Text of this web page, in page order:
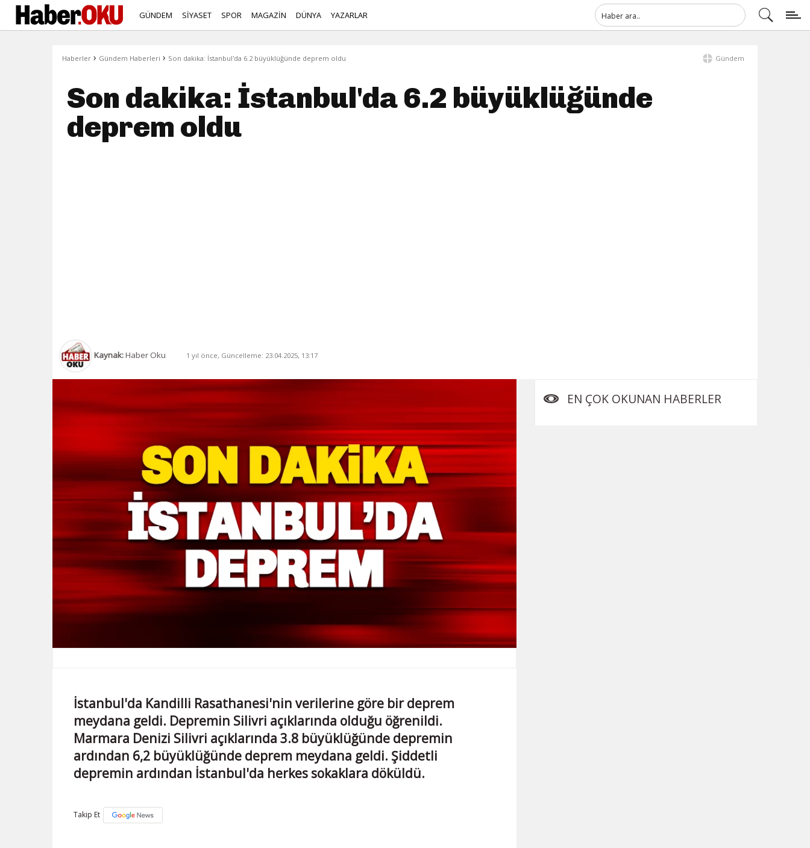
GÜNDEM SİYASET SPOR MAGAZİN DÜNYA YAZARLAR
Haberler › Gündem Haberleri › Son dakika: İstanbul'da 6.2 büyüklüğünde deprem oldu Gündem
Son dakika: İstanbul'da 6.2 büyüklüğünde
deprem oldu
Kaynak:Haber Oku 1 yıl önce, Güncelleme: 23.04.2025, 13:17
İstanbul'da Kandilli Rasathanesi'nin verilerine göre bir deprem
meydana geldi. Depremin Silivri açıklarında olduğu öğrenildi.
Marmara Denizi Silivri açıklarında 3.8 büyüklüğünde depremin
ardından 6,2 büyüklüğünde deprem meydana geldi. Şiddetli
depremin ardından İstanbul'da herkes sokaklara döküldü.
Takip Et
EN ÇOK OKUNAN HABERLER